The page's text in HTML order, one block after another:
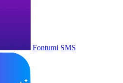
Fontumi SMS